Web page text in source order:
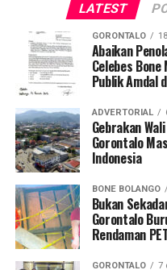
M.Kes., dr. Siti
Ayun R. Yusuf, S.Kep.,
M.Kep. Pendampingan
alur intervensi medis dan
prosedur operasional.
Koordinator Desa KKN-
Mohamad Nur,
teknis pelayanan medis,
edukator kesehatan
Penyuluhan difokuskan
penularan, pengenalan
pemeriksaan Dahak/
LATEST
GORONTALO
Abaikan
Celebes
Publik Amdal
ADVERTORIAL
Gebrakan
Gorontalo
Indonesia
BONE BOLANGO
Bukan
Gorontalo
Rendaman
GORONTALO 7